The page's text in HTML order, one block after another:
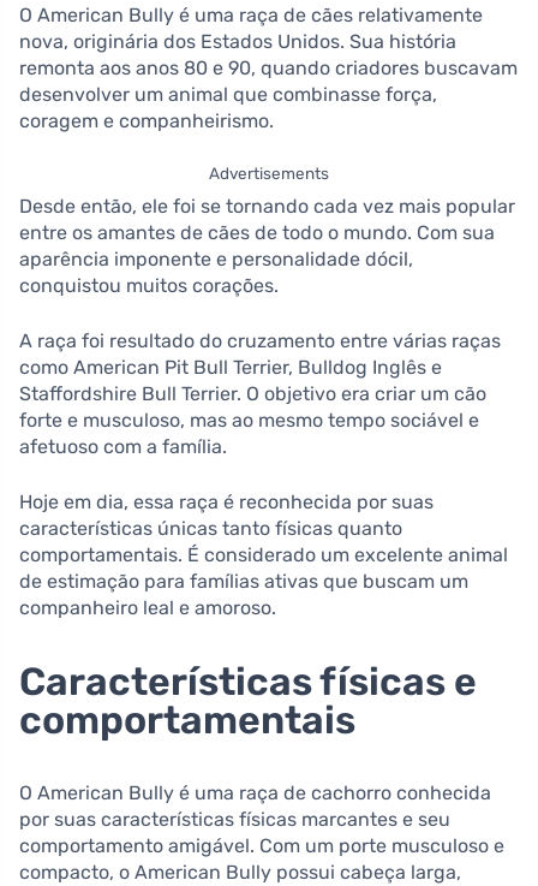
O American Bully é uma raça de cães relativamente
nova, originária dos Estados Unidos. Sua história
remonta aos anos 80 e 90, quando criadores buscavam
desenvolver um animal que combinasse força,
coragem e companheirismo.
Advertisements
Desde então, ele foi se tornando cada vez mais popular
entre os amantes de cães de todo o mundo. Com sua
aparência imponente e personalidade dócil,
conquistou muitos corações.
A raça foi resultado do cruzamento entre várias raças
como American Pit Bull Terrier, Bulldog Inglês e
Staffordshire Bull Terrier. O objetivo era criar um cão
forte e musculoso, mas ao mesmo tempo sociável e
afetuoso com a família.
Hoje em dia, essa raça é reconhecida por suas
características únicas tanto físicas quanto
comportamentais. É considerado um excelente animal
de estimação para famílias ativas que buscam um
companheiro leal e amoroso.
Características físicas e
comportamentais
O American Bully é uma raça de cachorro conhecida
por suas características físicas marcantes e seu
comportamento amigável. Com um porte musculoso e
compacto, o American Bully possui cabeça larga,